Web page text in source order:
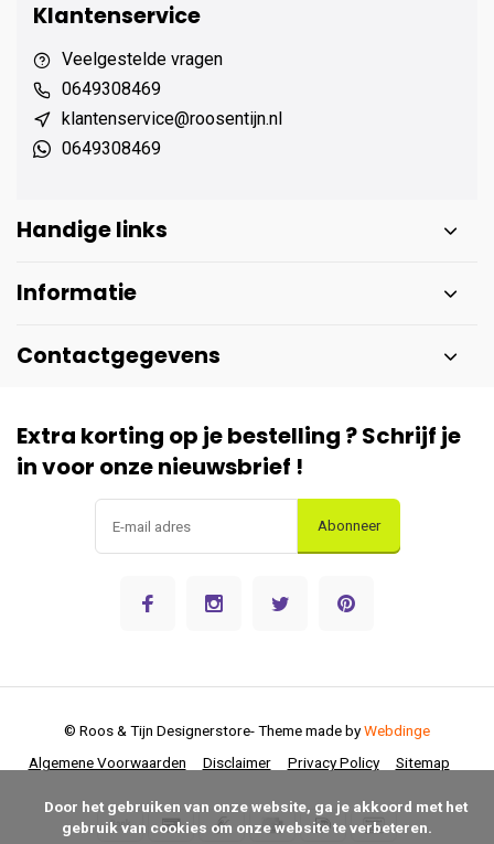
Klantenservice
Veelgestelde vragen
0649308469
klantenservice@roosentijn.nl
0649308469
Handige links
Informatie
Contactgegevens
Extra korting op je bestelling ? Schrijf je
in voor onze nieuwsbrief !
Abonneer
Algemene Voorwaarden Disclaimer Privacy Policy Sitemap
© Roos & Tijn Designerstore- Theme made byWebdinge
gebruik van cookies om onze website te verbeteren.